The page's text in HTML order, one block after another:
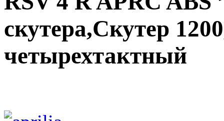
скутера,Скутер
четырехтактный